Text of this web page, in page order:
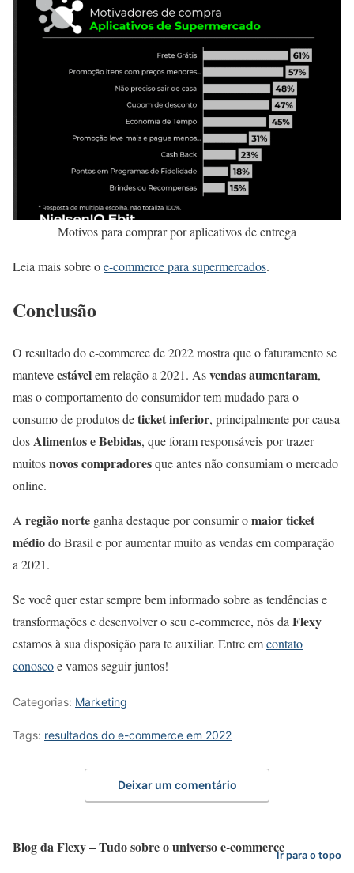
Motivos para comprar por aplicativos de entrega
Leia mais sobre oe-commerce para supermercados.
Conclusão
O resultado do e-commerce de 2022 mostra que o faturamento se
manteveestávelem relação a 2021. Asvendas aumentaram,
mas o comportamento do consumidor tem mudado para o
consumo de produtos deticket inferior, principalmente por causa
dosAlimentos e Bebidas, que foram responsáveis por trazer
muitosnovos compradoresque antes não consumiam o mercado
online.
A região norte ganha destaque por consumir omaior ticket
médiodo Brasil e por aumentar muito as vendas em comparação
a 2021.
Se você quer estar sempre bem informado sobre as tendências e
transformações e desenvolver o seu e-commerce, nós daFlexy
estamos à sua disposição para te auxiliar. Entre emcontato
conoscoe vamos seguir juntos!
Categorias: Marketing
Tags: resultados do e-commerce em 2022
Deixar um comentário
Blog da Flexy – Tudo sobre o universo e-commerceIr para o topo